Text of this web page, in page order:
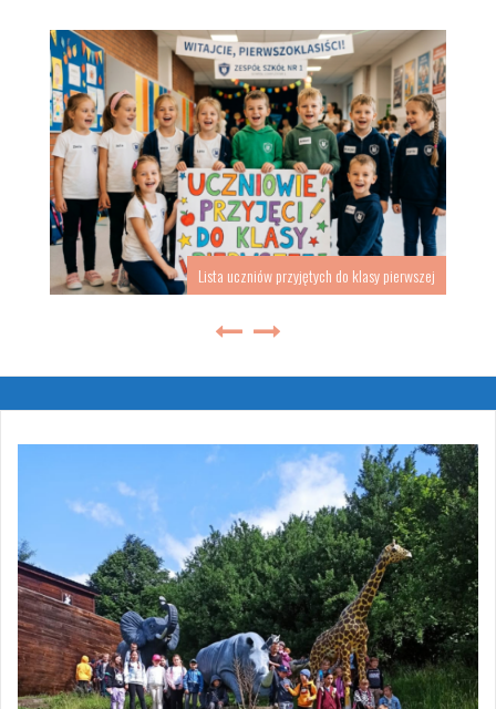
Lista uczniów przyjętych do klasy pierwszej